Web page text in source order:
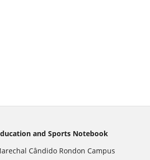
and Sports Notebook
Cândido Rondon Campus